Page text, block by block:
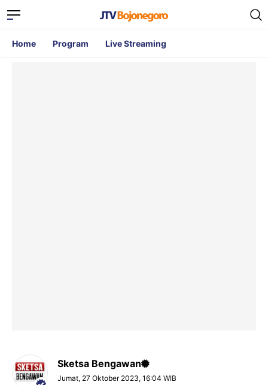
Home Program Live Streaming
Sketsa Bengawan
Jumat, 27 Oktober 2023, 16:04 WIB